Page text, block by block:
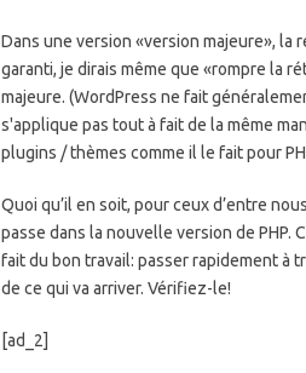
Dans une version «version majeure»,
garanti, je dirais même que «rompre la
majeure. (WordPress ne fait
s'applique pas tout à fait de la même
plugins / thèmes comme il le fait pour
Quoi qu’il en soit, pour ceux d’entre
passe dans la nouvelle version de PHP.
fait du bon travail: passer rapidement à
de ce qui va arriver. Vérifiez-le!
[ad_2]